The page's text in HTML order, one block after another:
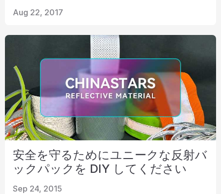
Aug 22, 2017
安全を守るためにユニークな反射バ
ックパックを DIY してください
Sep 24, 2015